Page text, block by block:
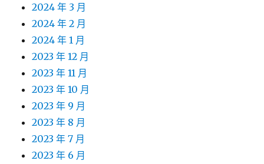
2024 年 3 月
2024 年 2 月
2024 年 1 月
2023 年 12 月
2023 年 11 月
2023 年 10 月
2023 年 9 月
2023 年 8 月
2023 年 7 月
2023 年 6 月